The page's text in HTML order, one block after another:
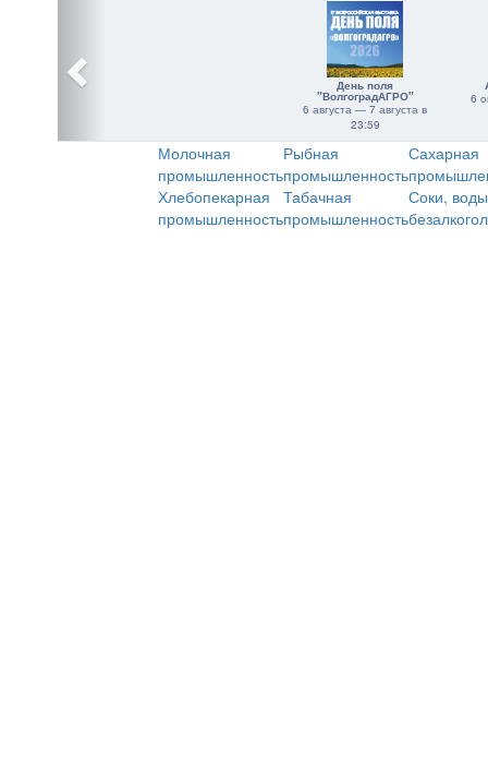
День поля
"ВолгоградАГРО"
6 августа — 7 августа в
23:59
6
Молочная
промышленность
Рыбная
промышленность
Сахарная
Хлебопекарная
промышленность
Табачная
промышленность
Соки,